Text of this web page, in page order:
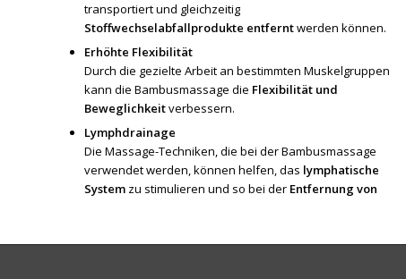
transportiert und gleichzeitig
Stoffwechselabfallprodukte entferntwerden können.
Erhöhte Flexibilität
Durch die gezielte Arbeit an bestimmten Muskelgruppen
kann die Bambusmassage die Flexibilität und
Beweglichkeitverbessern.
Lymphdrainage
Die Massage-Techniken, die bei der Bambusmassage
verwendet werden, können helfen, das lymphatische
System zu stimulieren und so bei der Entfernung von